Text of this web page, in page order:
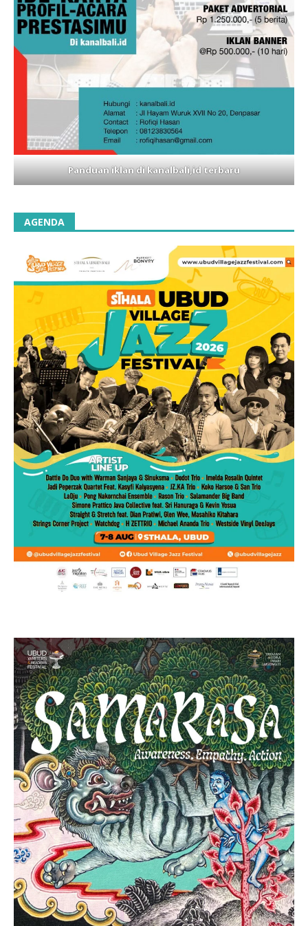
Panduan iklan di kanalbali,id terbaru
AGENDA